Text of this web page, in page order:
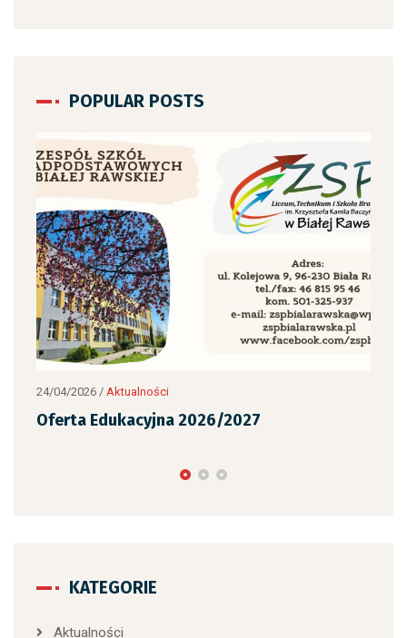
POPULAR POSTS
24/04/2026 / Aktualności
Oferta Edukacyjna 2026/2027
KATEGORIE
Aktualności